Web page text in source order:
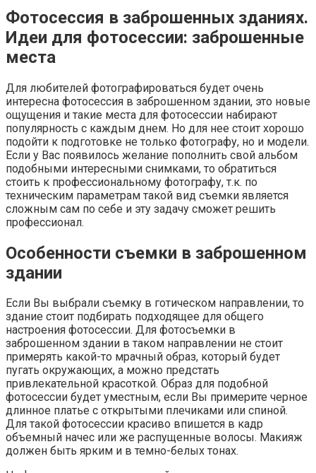
Фотосессия в заброшенных зданиях.
Идеи для фотосессии: заброшенные
места
Для любителей фотографироваться будет очень
интересна фотосессия в заброшенном здании, это новые
ощущения и такие места для фотосессии набирают
популярность с каждым днем. Но для нее стоит хорошо
подойти к подготовке не только фотографу, но и модели.
Если у Вас появилось желание пополнить свой альбом
подобными интересными снимками, то обратиться
стоить к профессиональному фотографу, т.к. по
техническим параметрам такой вид съемки является
сложным сам по себе и эту задачу сможет решить
профессионал.
Особенности съемки в заброшенном
здании
Если Вы выбрали съемку в готическом направлении, то
здание стоит подбирать подходящее для общего
настроения фотосессии. Для фотосъемки в
заброшенном здании в таком направлении не стоит
примерять какой-то мрачный образ, который будет
пугать окружающих, а можно предстать
привлекательной красоткой. Образ для подобной
фотосессии будет уместным, если Вы примерите черное
длинное платье с открытыми плечиками или спиной.
Для такой фотосессии красиво впишется в кадр
объемный начес или же распущенные волосы. Макияж
должен быть ярким и в темно-белых тонах.